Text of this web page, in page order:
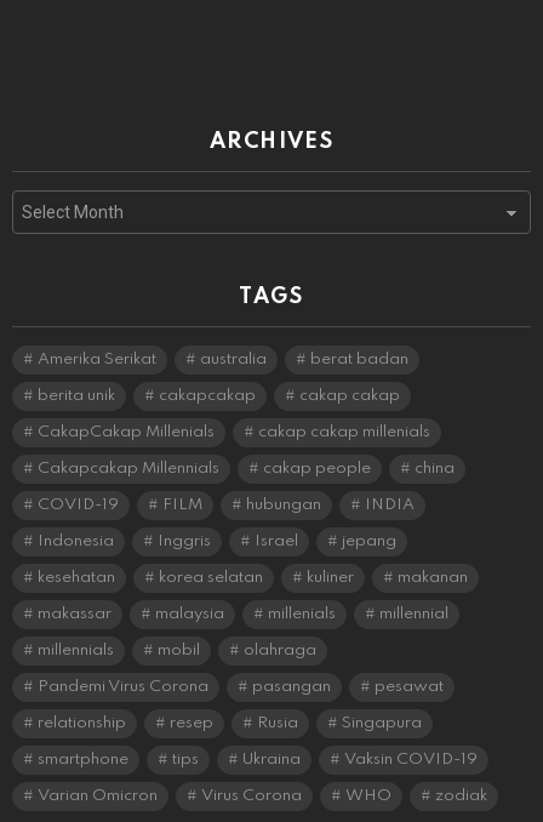
ARCHIVES
TAGS
Amerika Serikat australia berat badan
berita unik cakapcakap cakap cakap
CakapCakap Millenials cakap cakap millenials
Cakapcakap Millennials cakap people china
COVID-19 FILM hubungan INDIA
Indonesia Inggris Israel jepang
kesehatan korea selatan kuliner makanan
makassar malaysia millenials millennial
millennials mobil olahraga
Pandemi Virus Corona pasangan pesawat
relationship resep Rusia Singapura
smartphone tips Ukraina Vaksin COVID-19
Varian Omicron Virus Corona WHO zodiak